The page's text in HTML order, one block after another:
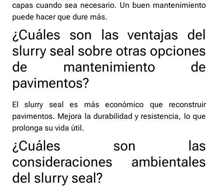
capas cuando sea necesario. Un buen mantenimiento
puede hacer que dure más.
¿Cuáles son las ventajas del
slurry seal sobre otras opciones
de mantenimiento de
pavimentos?
El slurry seal es más económico que reconstruir
pavimentos. Mejora la durabilidad y resistencia, lo que
prolonga su vida útil.
¿Cuáles son las
consideraciones ambientales
del slurry seal?